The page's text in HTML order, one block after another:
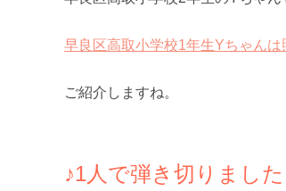
早良区高取小学校1年生Yちゃん
ご紹介しますね。
♪1人で弾き切りました